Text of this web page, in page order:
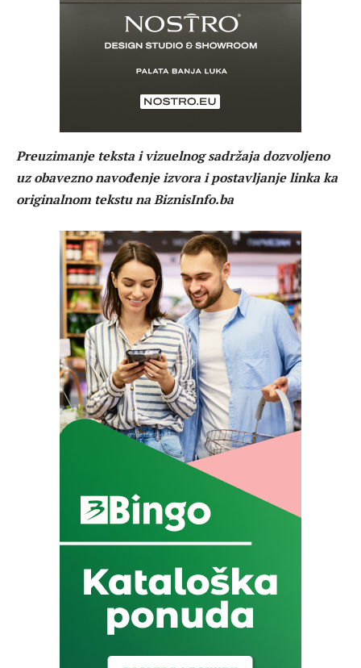
Preuzimanje teksta i vizuelnog sadržaja dozvoljeno
uz obavezno navođenje izvora i postavljanje linka ka
originalnom tekstu na BiznisInfo.ba